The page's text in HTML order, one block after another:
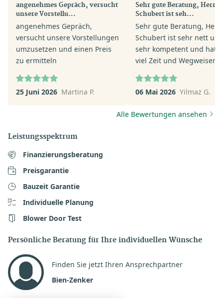
angenehmes Gepräch, versucht
unsere Vorstellu...
angenehmes Gepräch,
versucht unsere Vorstellungen
umzusetzen und einen Preis
zu ermitteln
25 Juni 2026 Martina P.
Sehr gute Beratung, Herr
Schubert ist seh...
Sehr gute Beratung, Herr
Schubert ist sehr nett und
sehr kompetent und hat
viel Zeit und
geholfen. Mir und
ganz andere Perspektive
eröffnet sehr zu Positiv.
mit Herrn Pit Schubert.
06 Mai 2026 Yilmaz G.
Alle Bewertungen ansehen
Leistungsspektrum
Finanzierungsberatung
Preisgarantie
Bauzeit Garantie
Individuelle Planung
Blower Door Test
Persönliche Beratung für Ihre individuellen Wünsche
Finden Sie jetzt Ihren Ansprechpartner
Bien-Zenker